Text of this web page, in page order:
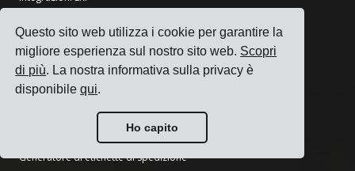
Questo sito web utilizza i cookie per garantire la
migliore esperienza sul nostro sito web. Scopri
di più. La nostra informativa sulla privacy è
disponibilequi.
Ho capito
Informazioni per i vettori
Strumenti
Calcolatore CO2 per il trasporto
Ricerca festività nazionali
Generatore di etichette di spedizione